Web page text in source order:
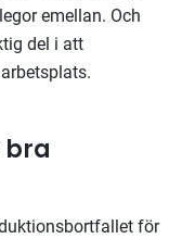
emellan. Och
del i att
bra
för